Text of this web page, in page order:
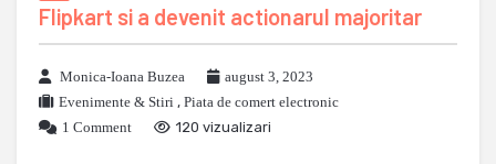
Flipkart si a devenit actionarul majoritar
Monica-Ioana Buzea
august 3, 2023
Evenimente & Stiri , Piata de comert electronic
1 Comment
120 vizualizari